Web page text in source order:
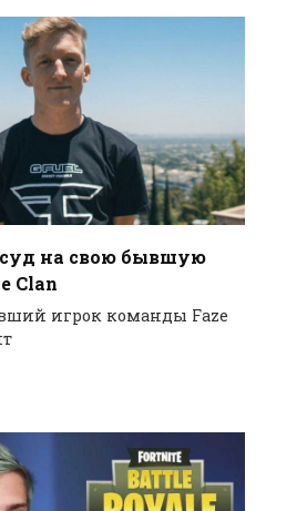
суд на свою бывшую
Clan
игрок команды Faze